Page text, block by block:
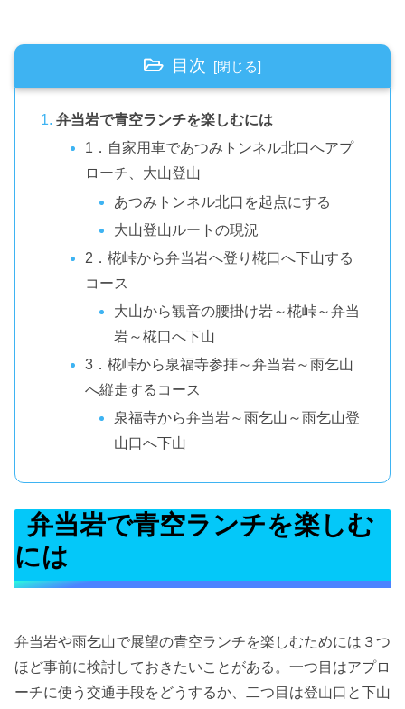
目次
弁当岩で青空ランチを楽しむには
1．自家用車であつみトンネル北口へアプ
ローチ、大山登山
あつみトンネル北口を起点にする
大山登山ルートの現況
2．椛峠から弁当岩へ登り椛口へ下山する
コース
大山から観音の腰掛け岩～椛峠～弁当
岩～椛口へ下山
3．椛峠から泉福寺参拝～弁当岩～雨乞山
へ縦走するコース
泉福寺から弁当岩～雨乞山～雨乞山登
山口へ下山
弁当岩で青空ランチを楽しむ
には
弁当岩や雨乞山で展望の青空ランチを楽しむためには３つ
ほど事前に検討しておきたいことがある。一つ目はアプロ
ーチに使う交通手段をどうするか、二つ目は登山口と下山